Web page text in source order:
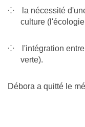
la nécessité
culture
l'intégration
verte).
Débora a quitté le